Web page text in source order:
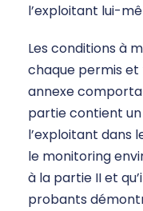
l’exploitant lui-
Les conditions à
chaque permis et
annexe
partie contient
l’exploitant dans
le monitoring
à la partie II et
probants